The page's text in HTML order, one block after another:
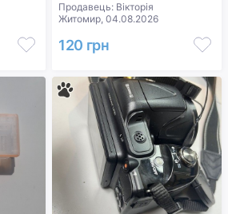
Продавець: Вікторія
Житомир, 04.08.2026
120 грн